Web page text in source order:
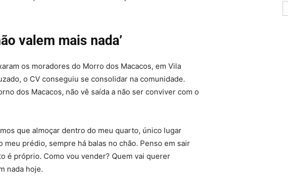
valem mais nada’
os moradores do Morro dos Macacos, em Vila
o CV conseguiu se consolidar na comunidade.
dos Macacos, não vê saída a não ser conviver com o
que almoçar dentro do meu quarto, único lugar
prédio, sempre há balas no chão. Penso em sair
é próprio. Como vou vender? Quem vai querer
nada hoje.